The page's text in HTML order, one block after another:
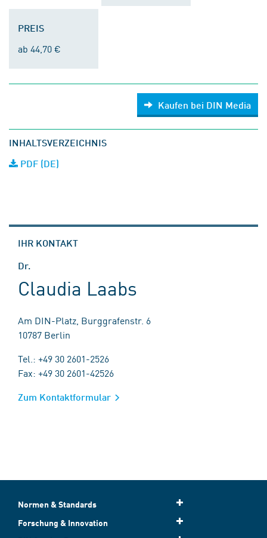
PREIS
ab 44,70 €
Kaufen bei DIN Media
INHALTSVERZEICHNIS
PDF (DE)
IHR KONTAKT
Dr.
Claudia Laabs
Am DIN-Platz, Burggrafenstr. 6
10787 Berlin
Tel.: +49 30 2601-2526
Fax: +49 30 2601-42526
Zum Kontaktformular
Normen & Standards
Forschung & Innovation